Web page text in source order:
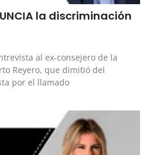
la discriminación
al ex-consejero de la
Reyero, que dimitió del
por el llamado